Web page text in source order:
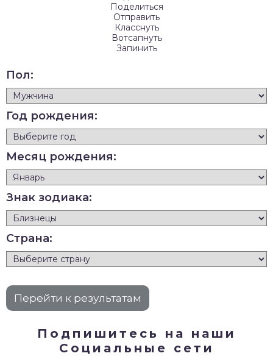
Поделиться
Отправить
Класснуть
Вотсапнуть
Запинить
Пол:
Год рождения:
Месяц рождения:
Знак зодиака:
Страна:
Подпишитесь на наши
Социальные сети